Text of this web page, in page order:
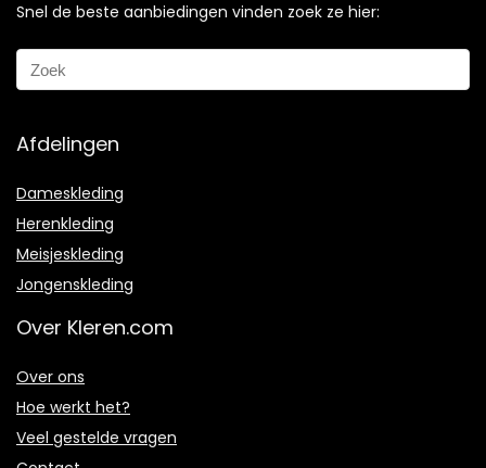
Snel de beste aanbiedingen vinden zoek ze hier:
Afdelingen
Dameskleding
Herenkleding
Meisjeskleding
Jongenskleding
Over Kleren.com
Over ons
Hoe werkt het?
Veel gestelde vragen